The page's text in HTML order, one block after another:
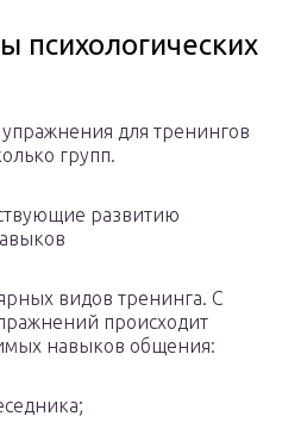
психологических
для тренингов
групп.
развитию
видов тренинга. С
происходит
навыков общения: